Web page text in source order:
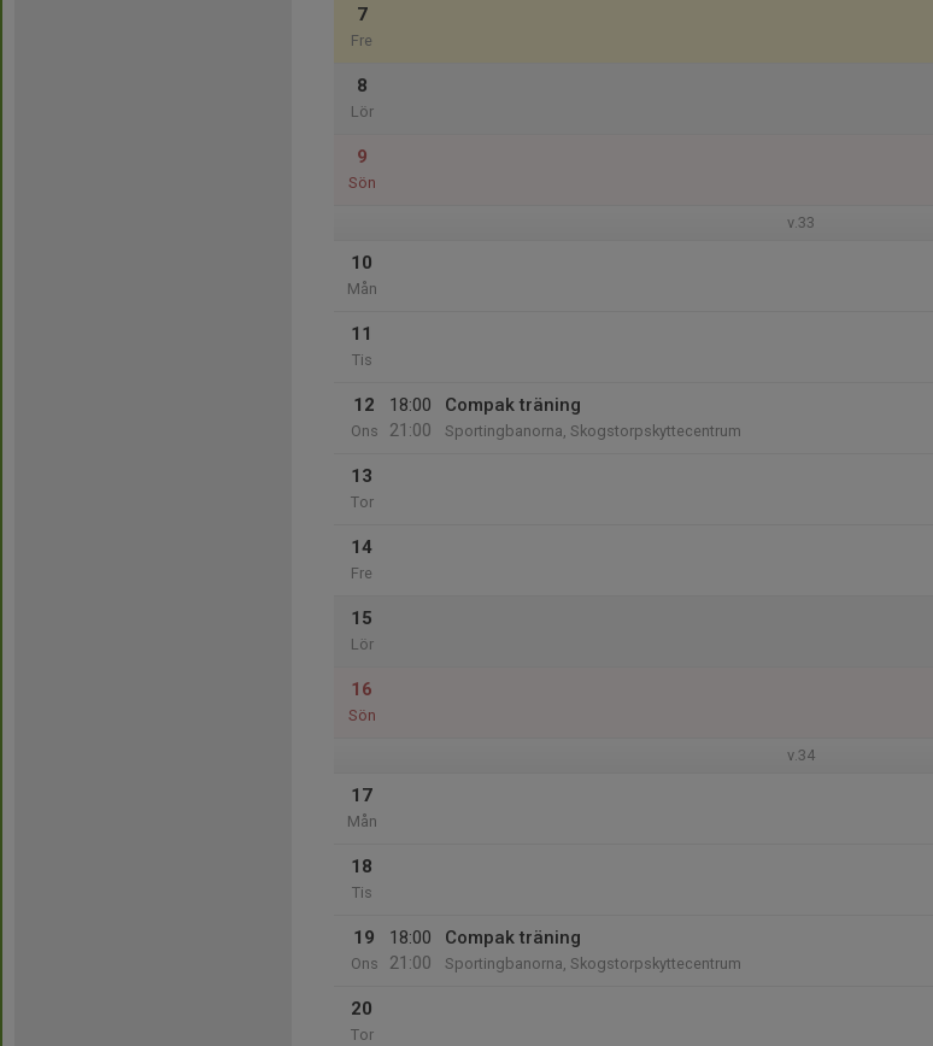
7
Fre
8
Lör
9
Sön
v.33
10
Mån
11
Tis
12
Ons
18:00
21:00
Compak träning
Sportingbanorna, Skogstorpskyttecentrum
13
Tor
14
Fre
15
Lör
16
Sön
v.34
17
Mån
18
Tis
19
Ons
18:00
21:00
Compak träning
Sportingbanorna, Skogstorpskyttecentrum
20
Tor